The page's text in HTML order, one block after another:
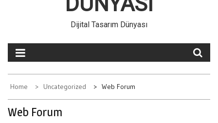
Dijital Tasarım Dünyası
Home Uncategorized Web Forum
Web Forum